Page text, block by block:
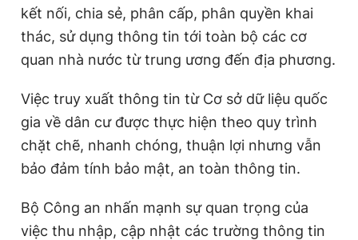
kết nối, chia sẻ, phân cấp, phân quyền khai
thác, sử dụng thông tin tới toàn bộ các cơ
quan nhà nước từ trung ương đến địa phương.
Việc truy xuất thông tin từ Cơ sở dữ liệu quốc
gia về dân cư được thực hiện theo quy trình
chặt chẽ, nhanh chóng, thuận lợi nhưng vẫn
bảo đảm tính bảo mật, an toàn thông tin.
Bộ Công an nhấn mạnh sự quan trọng của
việc thu nhập, cập nhật các trường thông tin